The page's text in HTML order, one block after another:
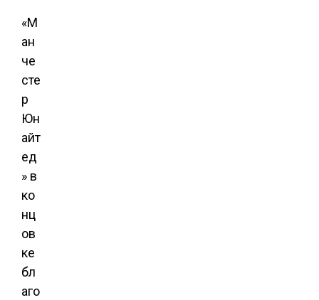
«М
ан
че
сте
р
Юн
айт
ед
» в
ко
нц
ов
ке
бл
аго